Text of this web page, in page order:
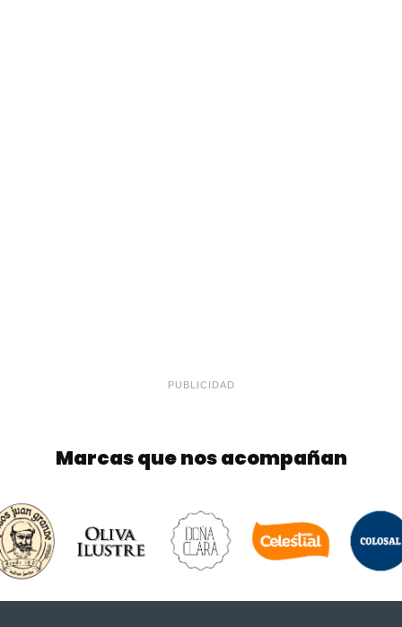
PUBLICIDAD
Marcas que nos acompañan